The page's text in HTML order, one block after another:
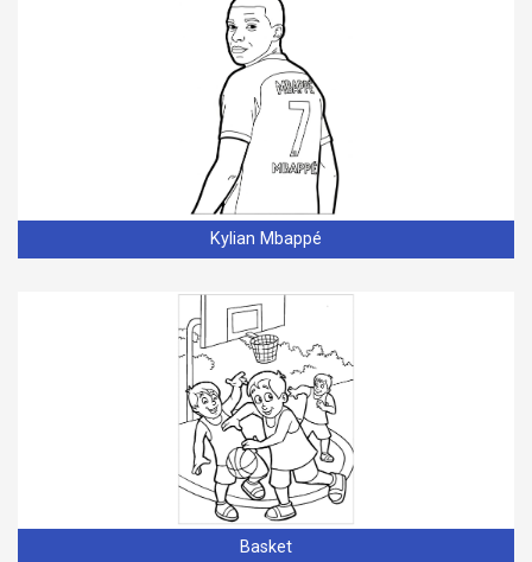
Kylian Mbappé
Basket